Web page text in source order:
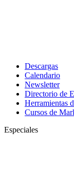
Descargas
Calendario
Newsletter
Directorio de
Herramientas
Cursos de
Especiales